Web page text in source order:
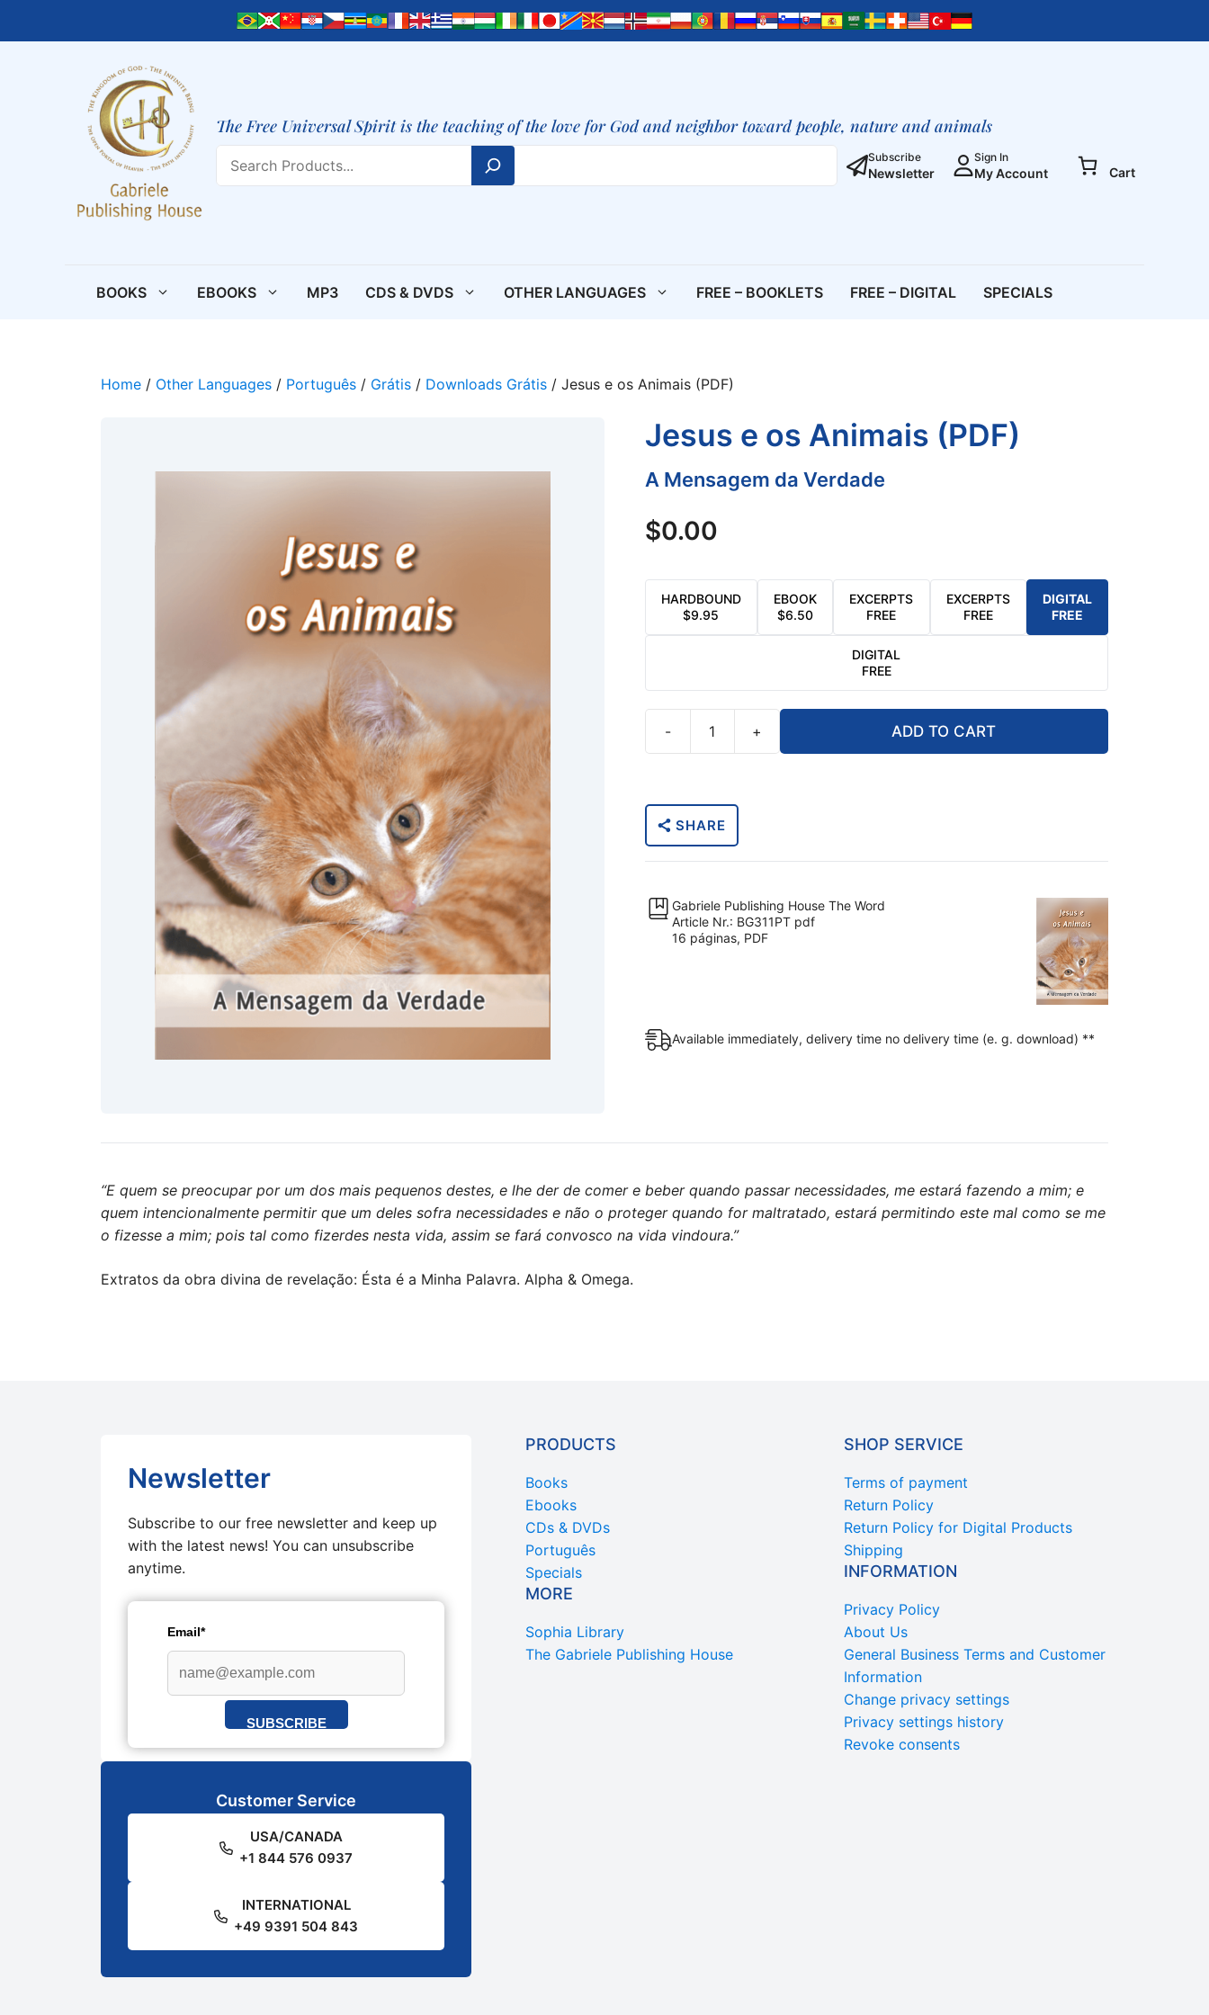
The Free Universal Spirit is the teaching of the love for God and neighbor toward people, nature and animals
Subscribe
Newsletter
Sign In
My Account Cart
BOOKS EBOOKS MP3 CDS & DVDS OTHER LANGUAGES FREE – BOOKLETS FREE – DIGITAL SPECIALS
Home / Other Languages / Português / Grátis / Downloads Grátis / Jesus e os Animais (PDF)
Jesus e os Animais (PDF)
A Mensagem da Verdade
$0.00
HARDBOUND
$9.95
EBOOK
$6.50
EXCERPTS
FREE
EXCERPTS
FREE
DIGITAL
FREE
DIGITAL
FREE
-
Animais
(PDF)
+ ADD TO CART
SHARE
Gabriele Publishing House The Word
Article Nr.: BG311PT pdf
16 páginas, PDF
Available immediately, delivery time no delivery time (e. g. download) **
“E quem se preocupar por um dos mais pequenos destes, e lhe der de comer e beber quando passar necessidades, me estará fazendo a mim; e
quem intencionalmente permitir que um deles sofra necessidades e não o proteger quando for maltratado, estará permitindo este mal como se me
o fizesse a mim; pois tal como fizerdes nesta vida, assim se fará convosco na vida vindoura.”
Extratos da obra divina de revelação: Ésta é a Minha Palavra. Alpha & Omega.
Newsletter
Subscribe to our free newsletter and keep up
with the latest news! You can unsubscribe
anytime.
Email*
SUBSCRIBE
Customer Service
USA/CANADA
+1 844 576 0937
INTERNATIONAL
+49 9391 504 843
PRODUCTS
Books
Ebooks
CDs & DVDs
Português
Specials
MORE
Sophia Library
The Gabriele Publishing House
SHOP SERVICE
Terms of payment
Return Policy
Return Policy for Digital Products
Shipping
INFORMATION
Privacy Policy
About Us
General Business Terms and Customer
Information
Change privacy settings
Privacy settings history
Revoke consents
os
Animais